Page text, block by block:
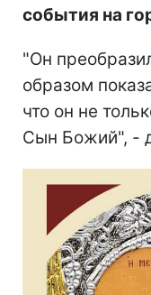
события на
"Он
образом
что он не
Сын Божий", -